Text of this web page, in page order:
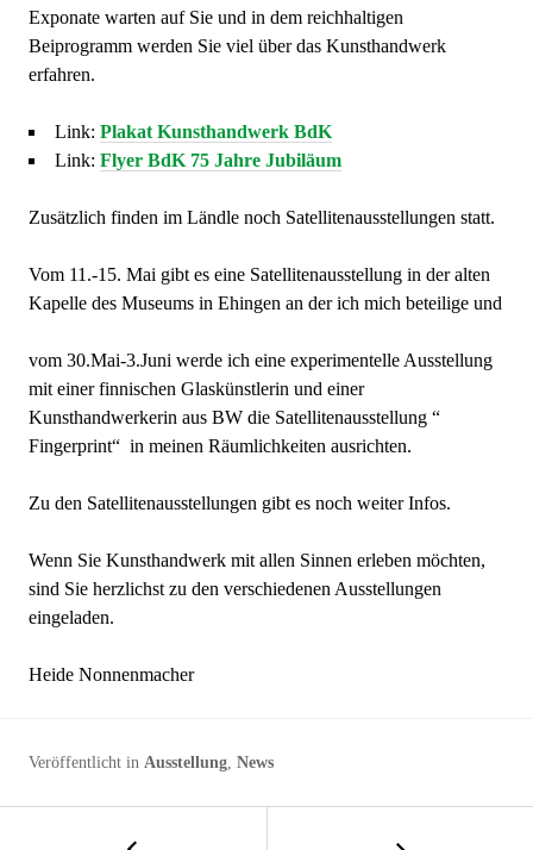
Exponate warten auf Sie und in dem reichhaltigen
Beiprogramm werden Sie viel über das Kunsthandwerk
erfahren.
Link: Plakat Kunsthandwerk BdK
Link: Flyer BdK 75 Jahre Jubiläum
Zusätzlich finden im Ländle noch Satellitenausstellungen statt.
Vom 11.-15. Mai gibt es eine Satellitenausstellung in der alten
Kapelle des Museums in Ehingen an der ich mich beteilige und
vom 30.Mai-3.Juni werde ich eine experimentelle Ausstellung
mit einer finnischen Glaskünstlerin und einer
Kunsthandwerkerin aus BW die Satellitenausstellung “
Fingerprint“ in meinen Räumlichkeiten ausrichten.
Zu den Satellitenausstellungen gibt es noch weiter Infos.
Wenn Sie Kunsthandwerk mit allen Sinnen erleben möchten,
sind Sie herzlichst zu den verschiedenen Ausstellungen
eingeladen.
Heide Nonnenmacher
Veröffentlicht in Ausstellung, News
Beitrags-